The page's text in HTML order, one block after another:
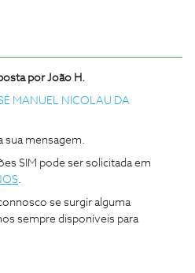
porJoão H.
MANUEL NICOLAU DA
sua mensagem.
SIM pode ser solicitada em
.
se surgir alguma
sempre disponíveis para